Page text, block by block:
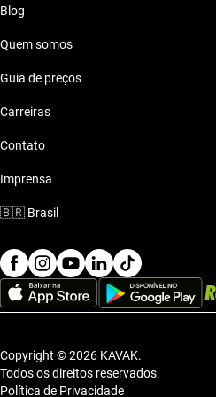
Blog
Quem somos
Guia de preços
Carreiras
Contato
Imprensa
🇧🇷 Brasil
Copyright © 2026 KAVAK.
Todos os direitos reservados.
Política de Privacidade